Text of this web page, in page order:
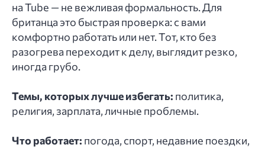
на Tube — не вежливая формальность. Для
британца это быстрая проверка: с вами
комфортно работать или нет. Тот, кто без
разогрева переходит к делу, выглядит резко,
иногда грубо.
Темы, которых лучше избегать: политика,
религия, зарплата, личные проблемы.
Что работает: погода, спорт, недавние поездки,